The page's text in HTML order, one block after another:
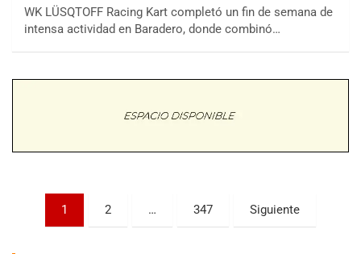
WK LÜSQTOFF Racing Kart completó un fin de semana de
intensa actividad en Baradero, donde combinó…
Paginación
1 2 … 347 Siguiente
COBERTURA ESPECIAL DE E-KART.COM.AR
08/09-AGO
Trenque Lauquen (Buenos Aires)
Villaguay (Entre Ríos)